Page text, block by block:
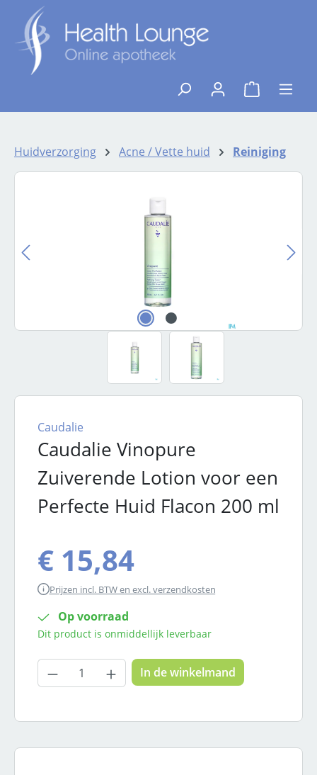
Ga naar de hoofdinhoud
{1}De
Huidverzorging Acne / Vette huid
Reiniging
Afbeeldingengalerij overslaan
Caudalie Vinopure
Zuiverende Lotion voor een
Perfecte Huid Flacon 200 ml
Caudalie
€ 15,84
Prijzen incl. BTW en excl. verzendkosten
Op voorraad
Dit product is onmiddellijk leverbaar
Producthoeveelheid: Voer de
In de winkelmand